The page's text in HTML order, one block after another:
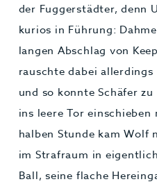
der Fuggerstädter, denn
kurios in Führung:
langen Abschlag von
rauschte dabei
und so konnte Schäfer
ins leere Tor
halben Stunde kam Wolf
im Strafraum in
Ball, seine flache